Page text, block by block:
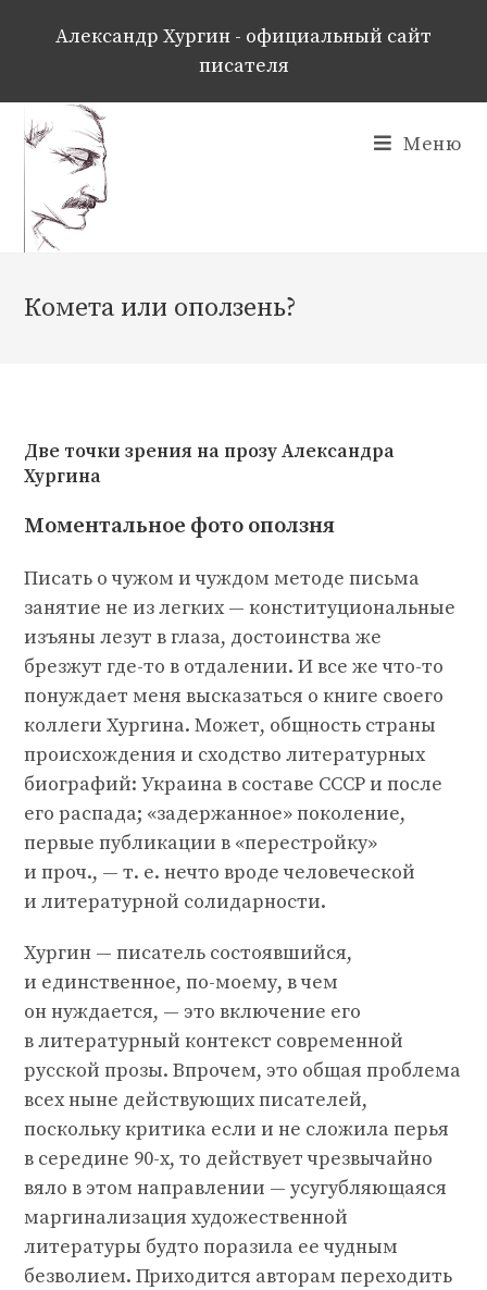
Александр Хургин - официальный сайт
писателя
Меню
Комета или оползень?
Две точки зрения на прозу Александра
Хургина
Моментальное фото оползня
Писать о чужом и чуждом методе письма
занятие не из легких — конституциональные
изъяны лезут в глаза, достоинства же
брезжут где-то в отдалении. И все же что-то
понуждает меня высказаться о книге своего
коллеги Хургина. Может, общность страны
происхождения и сходство литературных
биографий: Украина в составе СССР и после
его распада; «задержанное» поколение,
первые публикации в «перестройку»
и проч., —т. е. нечто вроде человеческой
и литературной солидарности.
Хургин — писатель состоявшийся,
и единственное, по-моему, в чем
он нуждается, — это включение его
в литературный контекст современной
русской прозы. Впрочем, это общая проблема
всех ныне действующих писателей,
поскольку критика если и не сложила перья
в середине 90-х, то действует чрезвычайно
вяло в этом направлении — усугубляющаяся
маргинализация художественной
литературы будто поразила ее чудным
безволием. Приходится авторам переходить